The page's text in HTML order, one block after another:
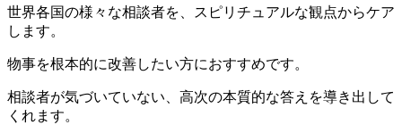
世界各国の様々な相談者を、スピリチュアルな観点からケア
します。
物事を根本的に改善したい方におすすめです。
相談者が気づいていない、高次の本質的な答えを導き出して
くれます。